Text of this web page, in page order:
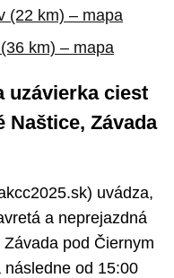
(22 km) – mapa
km) – mapa
uzávierka ciest
Naštice, Závada
uvádza,
a neprejazdná
pod Čiernym
od 15:00